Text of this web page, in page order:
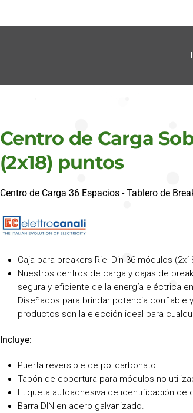
Centro de Carga
(2x18) puntos
Centro de Carga 36 Espacios - Tablero de
Caja para breakers Riel Din 36 módulos
Nuestros centros de carga y cajas de
segura y eficiente de la energía eléctrica
Diseñados para brindar potencia
productos son la elección ideal para
Incluye:
Puerta reversible de policarbonato.
Tapón de cobertura para módulos no
Etiqueta autoadhesiva de identificación de
Barra DIN en acero galvanizado.